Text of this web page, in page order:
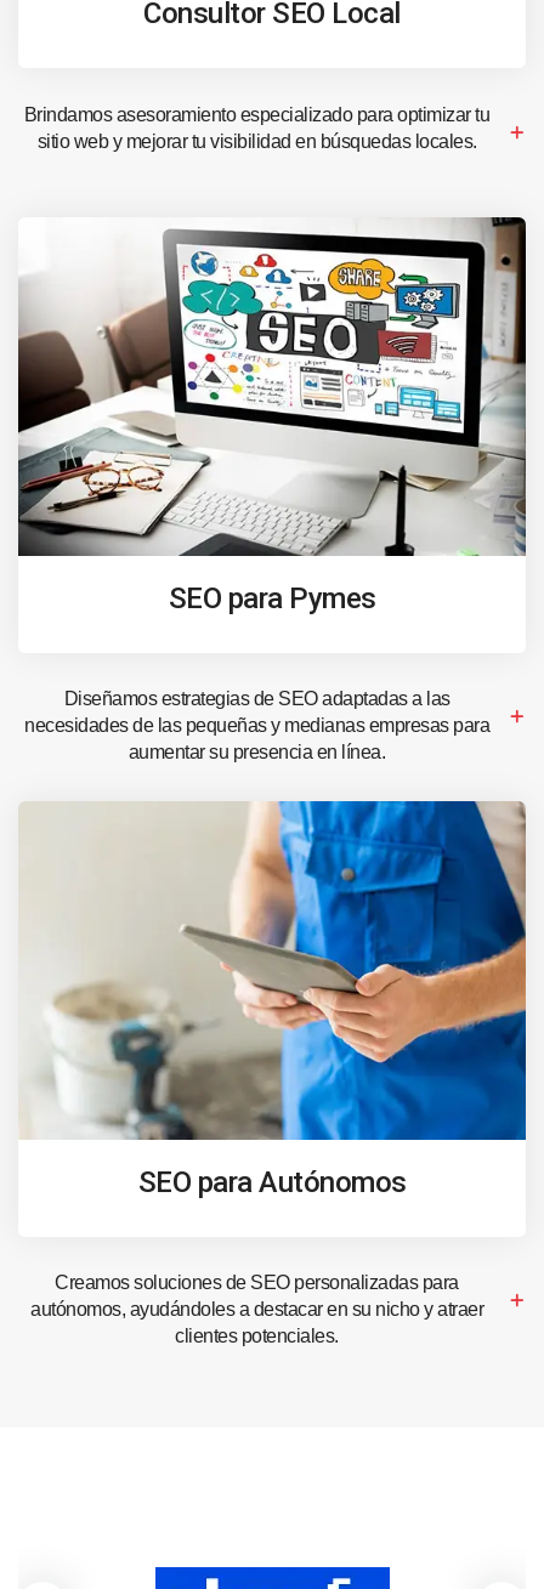
Consultor SEO Local
Brindamos asesoramiento especializado para optimizar tu
sitio web y mejorar tu visibilidad en búsquedas locales.
SEO para Pymes
Diseñamos estrategias de SEO adaptadas a las
necesidades de las pequeñas y medianas empresas para
aumentar su presencia en línea.
SEO para Autónomos
Creamos soluciones de SEO personalizadas para
autónomos, ayudándoles a destacar en su nicho y atraer
clientes potenciales.